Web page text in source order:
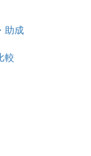
助成
較